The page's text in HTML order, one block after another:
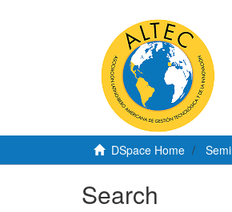
DSpace Home
Search